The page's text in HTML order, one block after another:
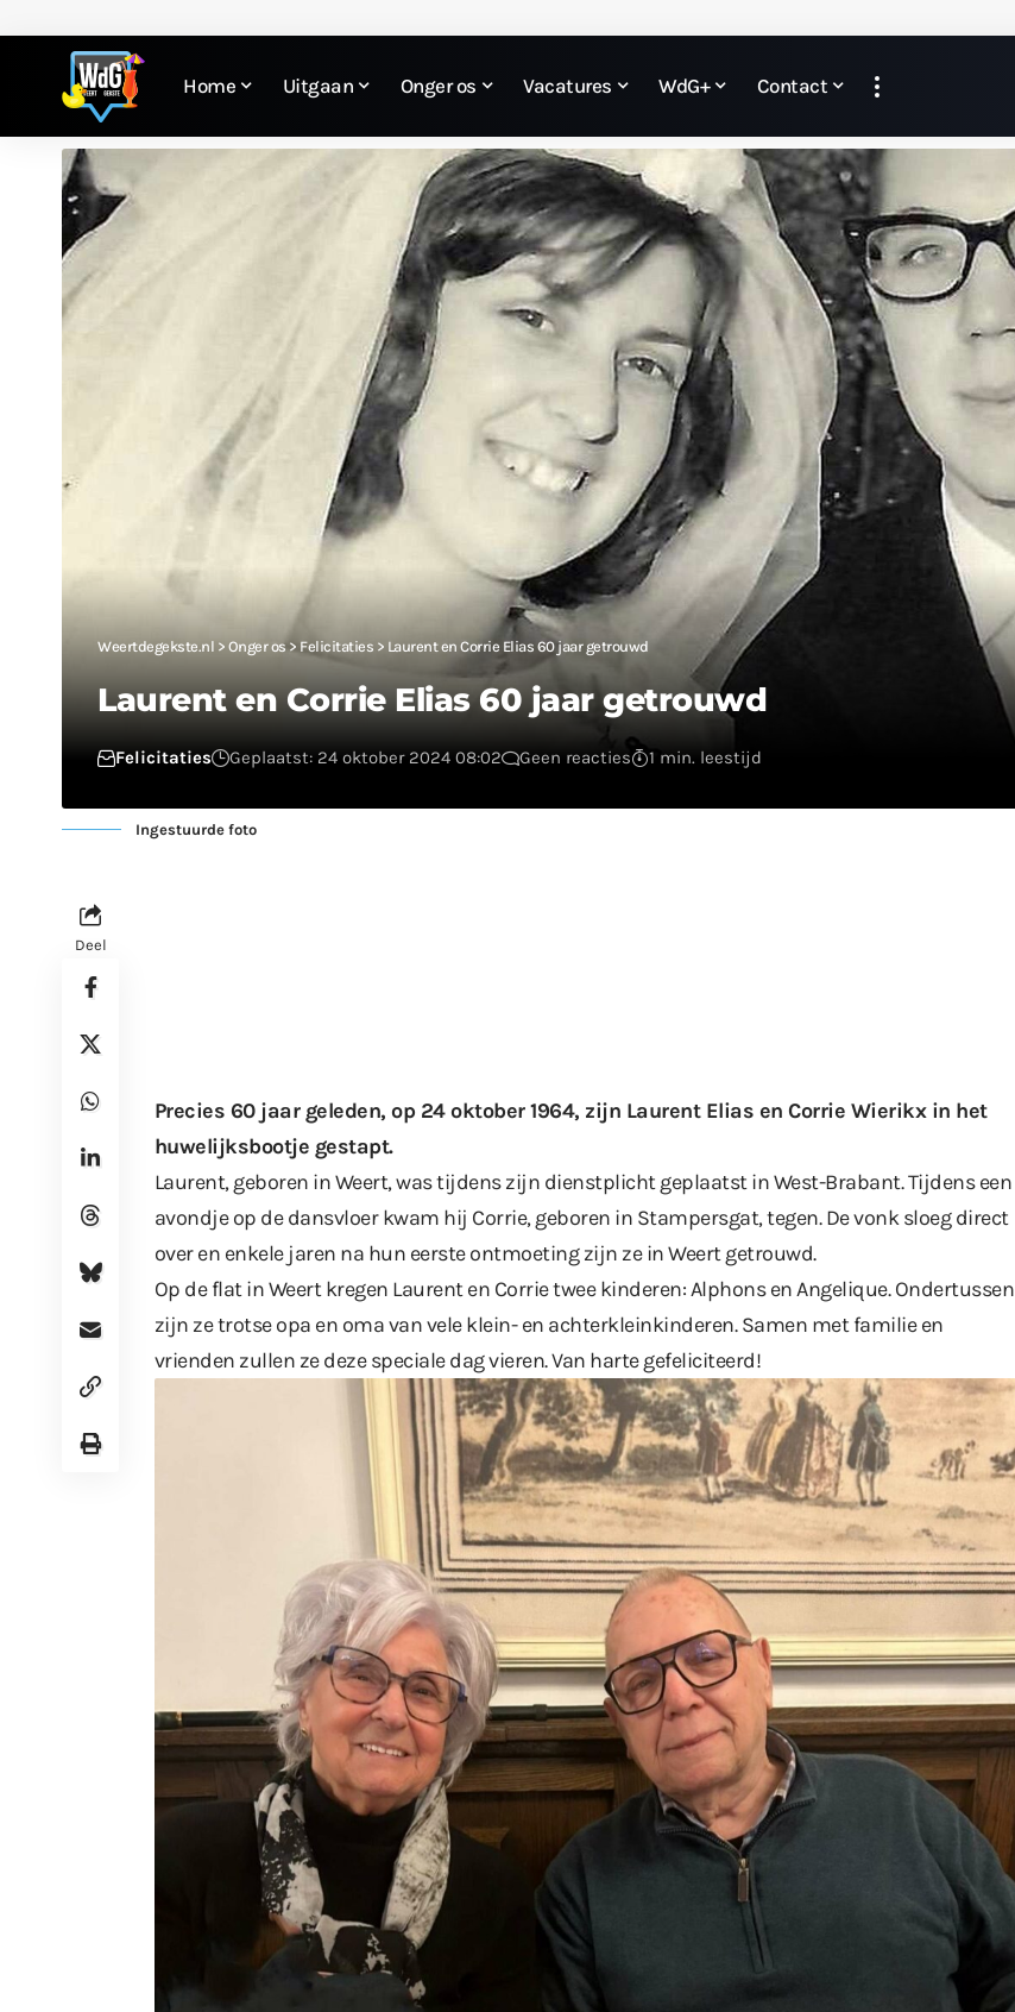
Home Uitgaan Onger os Vacatures WdG+ Contact
Weertdegekste.nl > Onger os > Felicitaties > Laurent en Corrie Elias 60 jaar getrouwd
Laurent en Corrie Elias 60 jaar getrouwd
Felicitaties Geplaatst: 24 oktober 2024 08:02 Geen reacties 1 min. leestijd
Ingestuurde foto
Deel
Precies 60 jaar geleden, op 24 oktober 1964, zijn Laurent Elias en Corrie Wierikx in het
huwelijksbootje gestapt.
Laurent, geboren in Weert, was tijdens zijn dienstplicht geplaatst in West-Brabant. Tijdens een
avondje op de dansvloer kwam hij Corrie, geboren in Stampersgat, tegen. De vonk sloeg direct
over en enkele jaren na hun eerste ontmoeting zijn ze in Weert getrouwd.
Op de flat in Weert kregen Laurent en Corrie twee kinderen: Alphons en Angelique. Ondertussen
zijn ze trotse opa en oma van vele klein- en achterkleinkinderen. Samen met familie en
vrienden zullen ze deze speciale dag vieren. Van harte gefeliciteerd!